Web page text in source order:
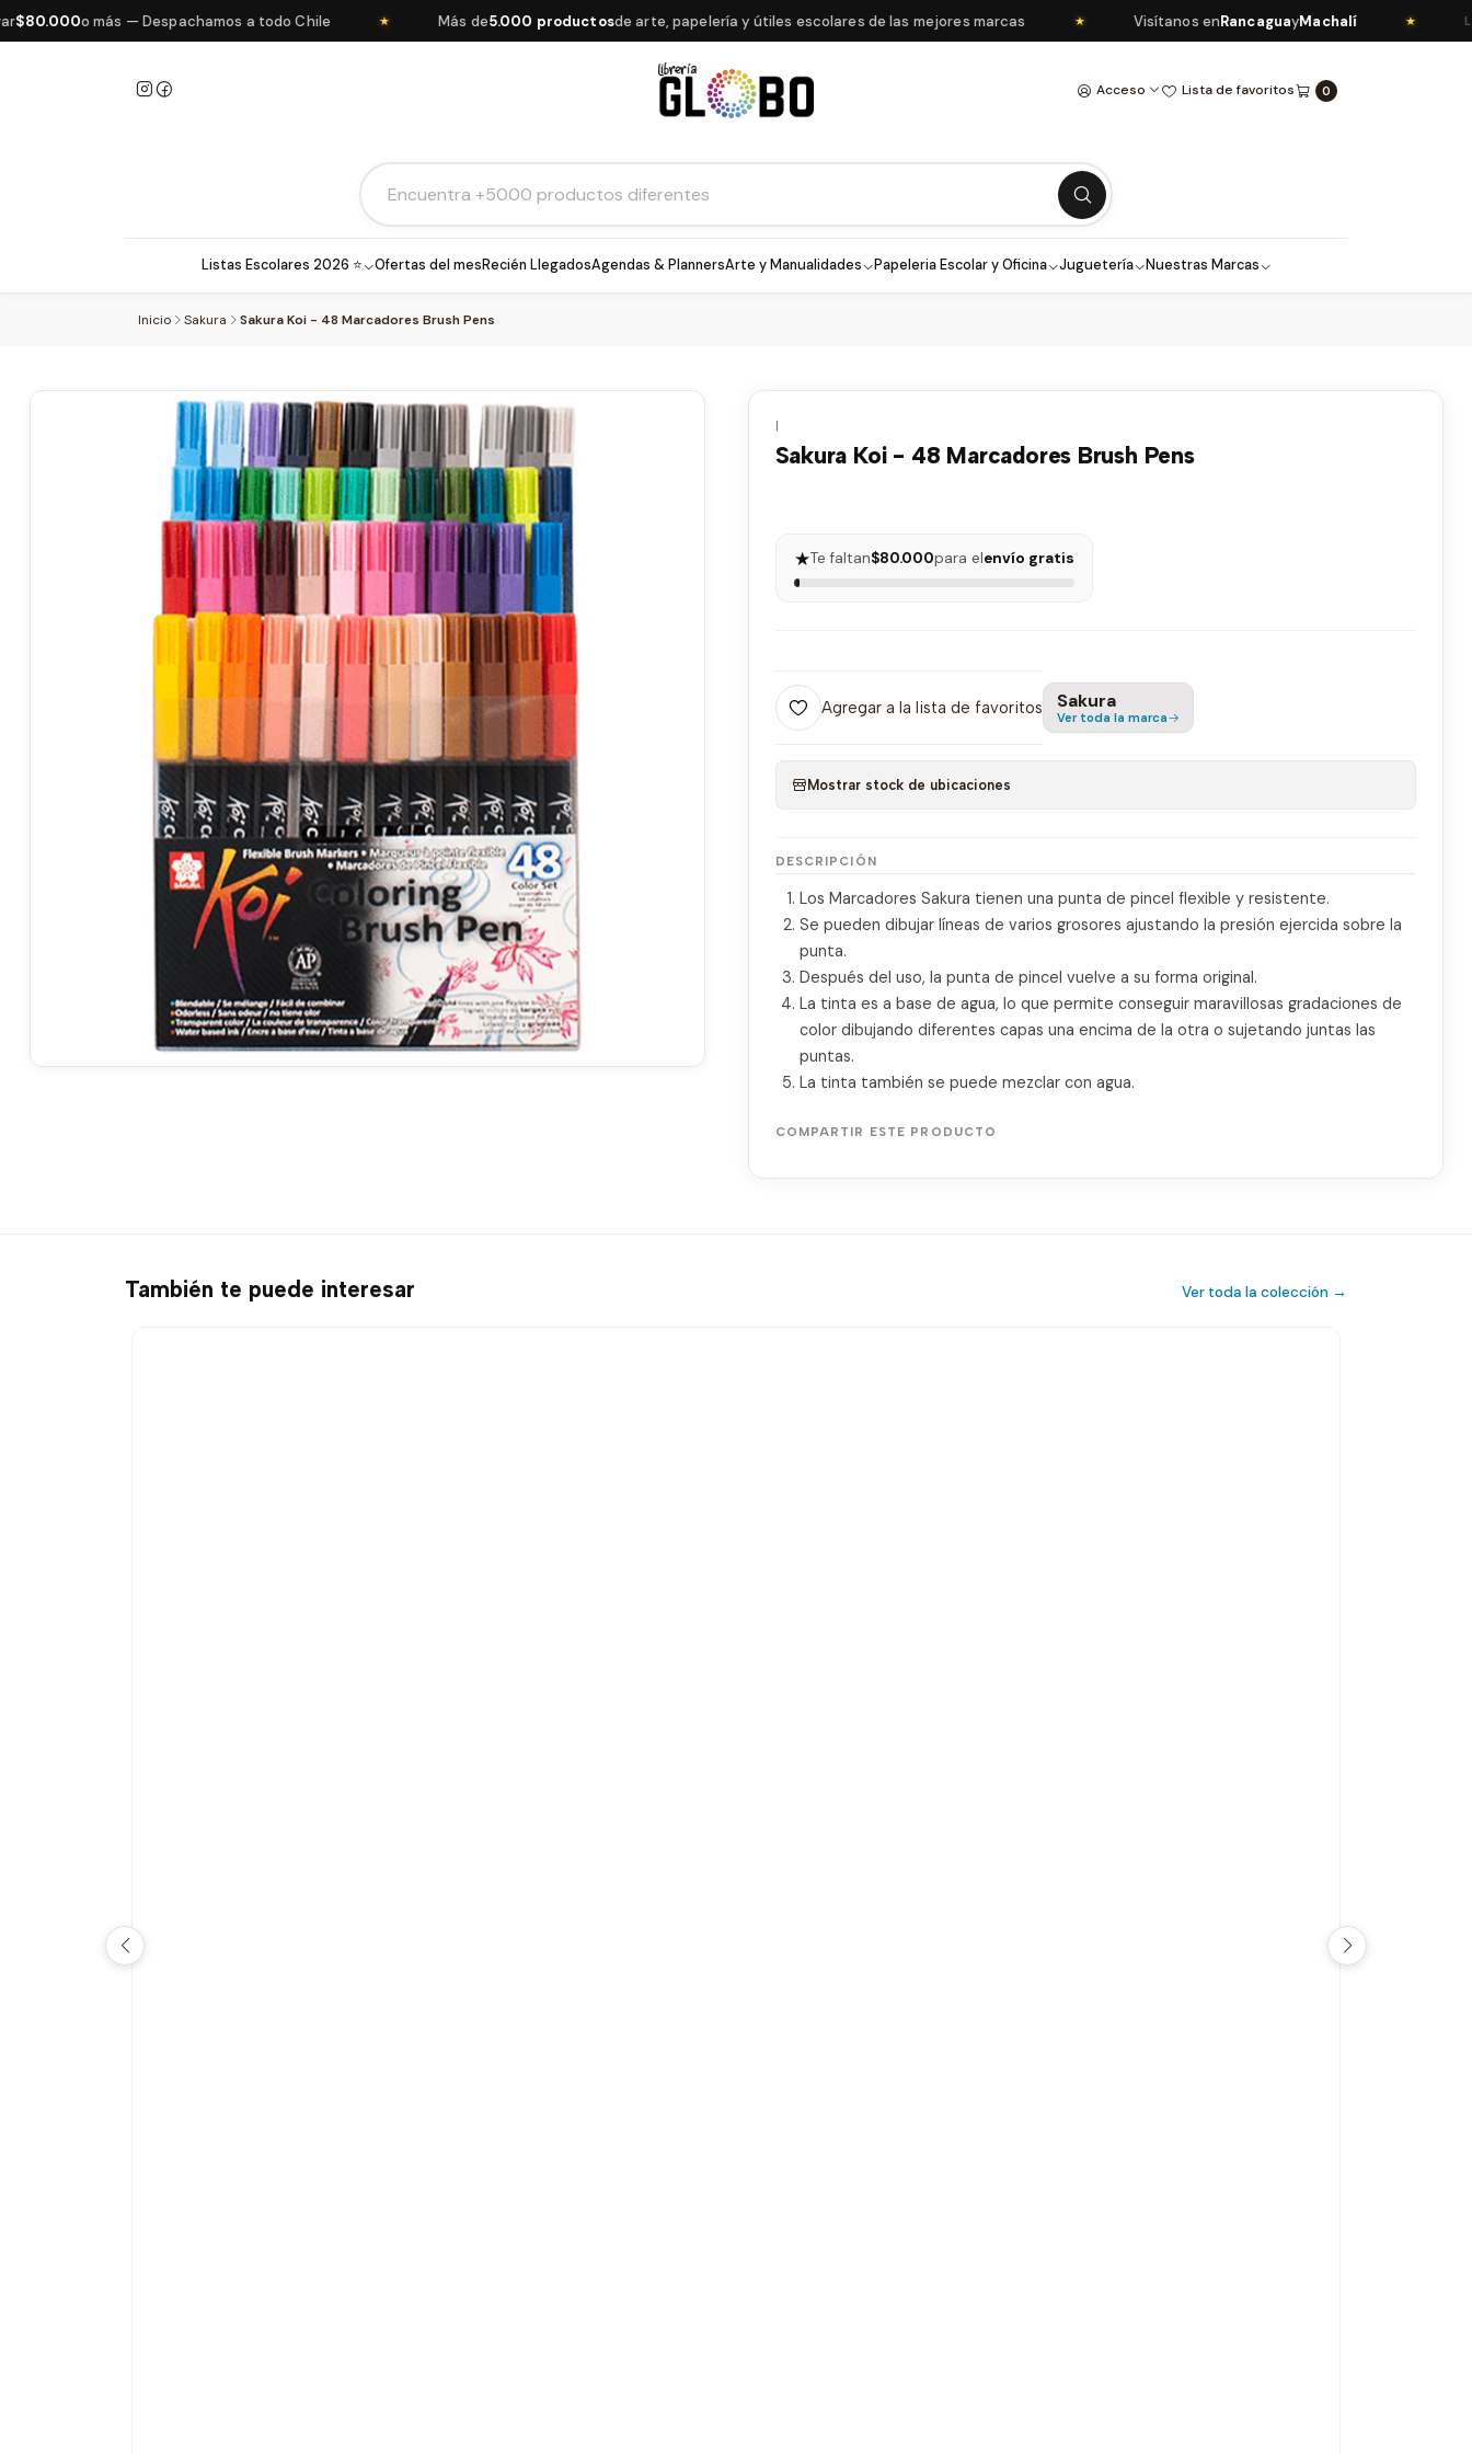
o más — Despachamos a todo Chile Más de5.000 productosde arte, papelería y útiles escolares de las mejores marcas Visítanos enRancaguayMachalí
Acceso Lista de favoritos 0
Listas Escolares 2026 ⭐ Ofertas del mesRecién LlegadosAgendas & PlannersArte y Manualidades Papeleria Escolar y Oficina Juguetería Nuestras Marcas
Inicio Sakura Sakura Koi - 48 Marcadores Brush Pens
|
Sakura Koi - 48 Marcadores Brush Pens
★Te faltan$80.000para elenvío gratis
Agregar a la lista de favoritos Sakura
Ver toda la marca
Mostrar stock de ubicaciones
DESCRIPCIÓN
Los Marcadores Sakura tienen una punta de pincel flexible y resistente.
Se pueden dibujar líneas de varios grosores ajustando la presión ejercida sobre la
punta.
Después del uso, la punta de pincel vuelve a su forma original.
La tinta es a base de agua, lo que permite conseguir maravillosas gradaciones de
color dibujando diferentes capas una encima de la otra o sujetando juntas las
puntas.
La tinta también se puede mezclar con agua.
COMPARTIR ESTE PRODUCTO
También te puede interesar Ver toda la colección →